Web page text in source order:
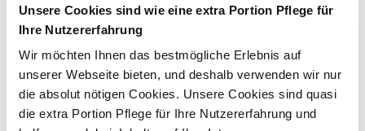
Unsere Cookies sind wie eine extra Portion Pflege für
Ihre Nutzererfahrung
Wir möchten Ihnen das bestmögliche Erlebnis auf
unserer Webseite bieten, und deshalb verwenden wir nur
die absolut nötigen Cookies. Unsere Cookies sind quasi
die extra Portion Pflege für Ihre Nutzererfahrung und